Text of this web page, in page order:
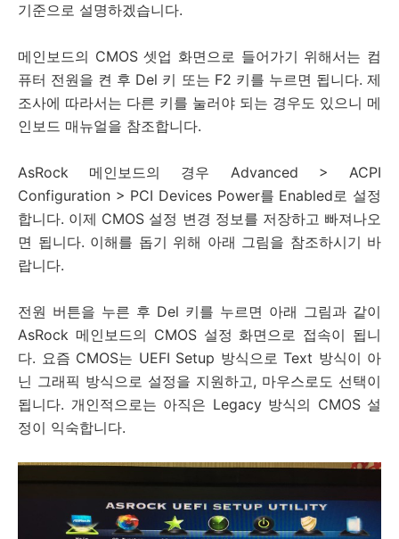
기준으로 설명하겠습니다.
메인보드의 CMOS 셋업 화면으로 들어가기 위해서는 컴
퓨터 전원을 켠 후 Del 키 또는 F2 키를 누르면 됩니다. 제
조사에 따라서는 다른 키를 눌러야 되는 경우도 있으니 메
인보드 매뉴얼을 참조합니다.
AsRock 메인보드의 경우 Advanced > ACPI
Configuration > PCI Devices Power를 Enabled로 설정
합니다. 이제 CMOS 설정 변경 정보를 저장하고 빠져나오
면 됩니다. 이해를 돕기 위해 아래 그림을 참조하시기 바
랍니다.
전원 버튼을 누른 후 Del 키를 누르면 아래 그림과 같이
AsRock 메인보드의 CMOS 설정 화면으로 접속이 됩니
다. 요즘 CMOS는 UEFI Setup 방식으로 Text 방식이 아
닌 그래픽 방식으로 설정을 지원하고, 마우스로도 선택이
됩니다. 개인적으로는 아직은 Legacy 방식의 CMOS 설
정이 익숙합니다.